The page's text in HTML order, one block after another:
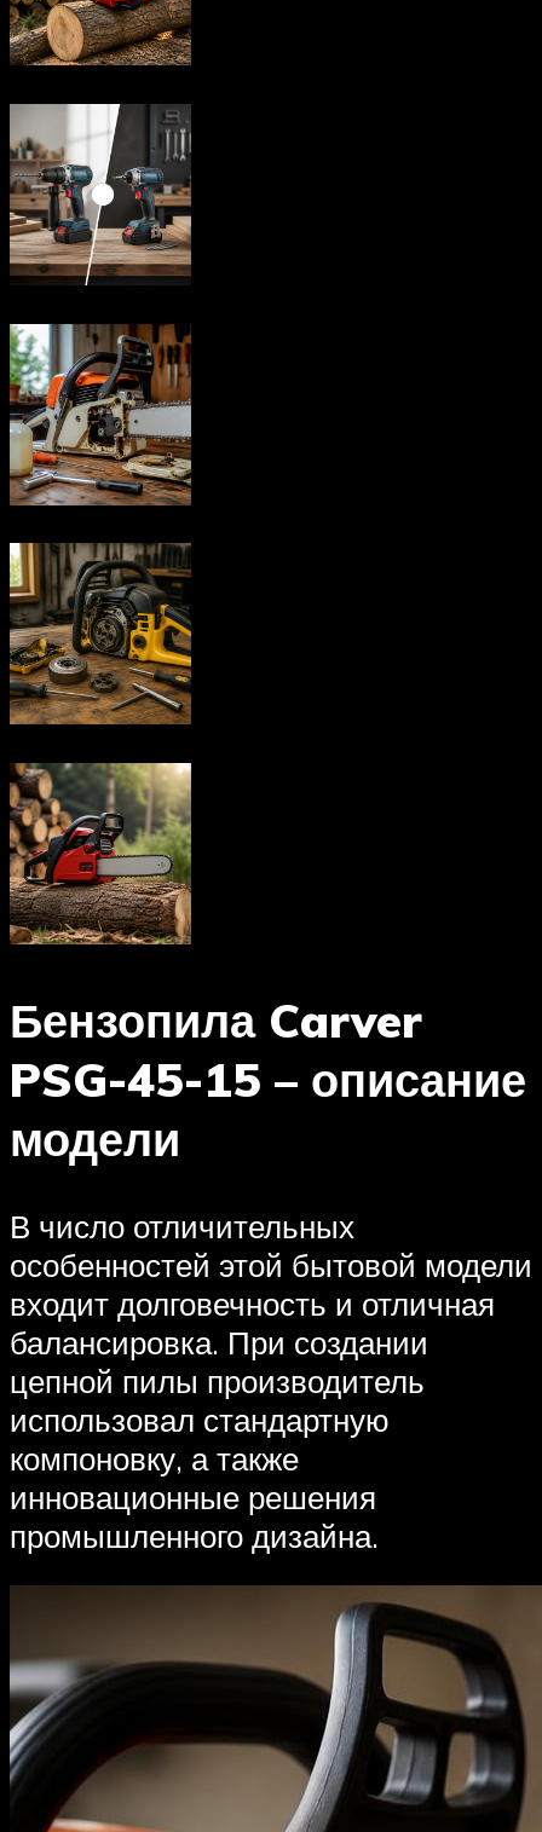
Бензопила Carver
PSG-45-15 – описание
модели
В число отличительных
особенностей этой бытовой модели
входит долговечность и отличная
балансировка. При создании
цепной пилы производитель
использовал стандартную
компоновку, а также
инновационные решения
промышленного дизайна.